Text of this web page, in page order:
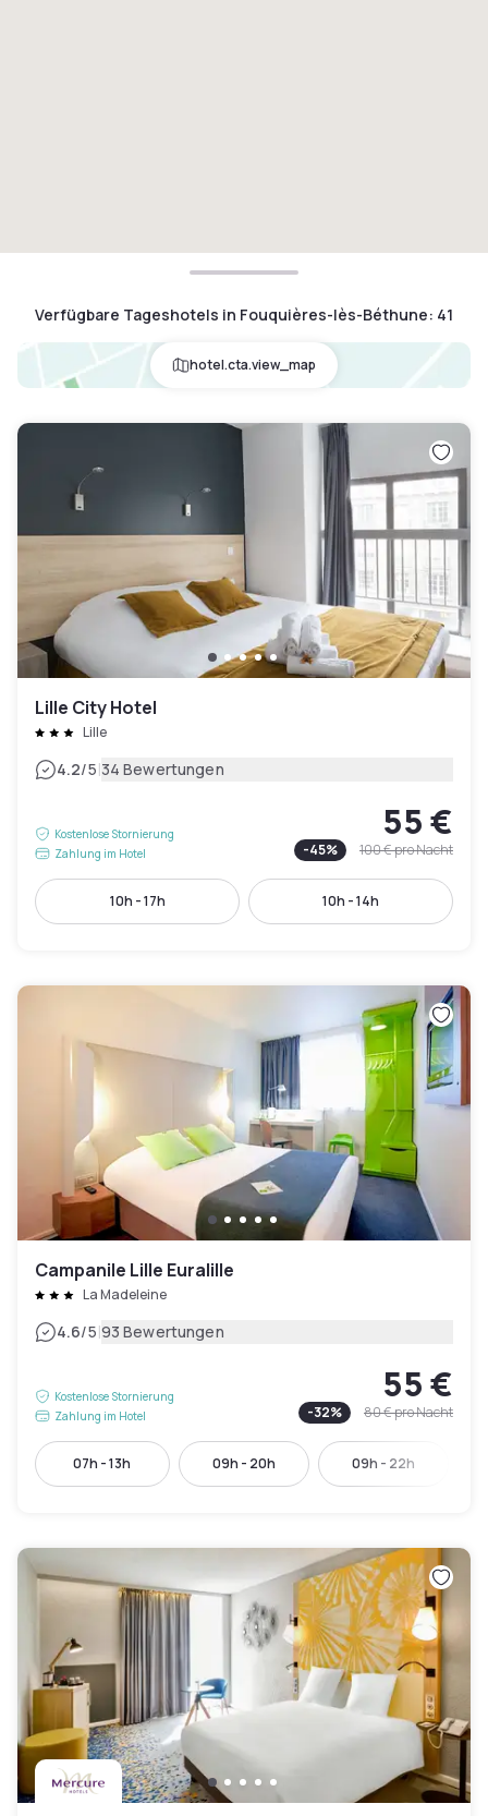
Verfügbare Tageshotels in Fouquières-lès-Béthune: 41
hotel.cta.view_map
Lille City Hotel
Lille
4.2/5|34 Bewertungen
Kostenlose Stornierung
Zahlung im Hotel
55 €
-45% 100 €pro Nacht
10h - 17h 10h - 14h
Campanile Lille Euralille
La Madeleine
4.6/5|93 Bewertungen
Kostenlose Stornierung
Zahlung im Hotel
55 €
-32% 80 €pro Nacht
07h - 13h 09h - 20h 09h - 22h